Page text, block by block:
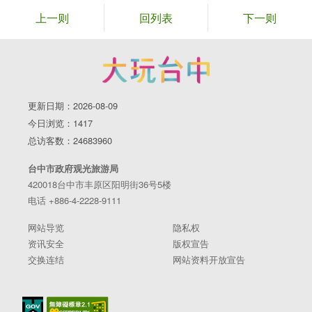
上一则 回列表 下一则
更新日期：2026-08-09
今日浏览：1417
总访客数：24683960
台中市政府观光旅游局
420018台中市丰原区阳明街36号5楼
电话 +886-4-2228-9111
网站导览
隐私权
资讯安全
版权宣告
交换连结
网站资料开放宣告